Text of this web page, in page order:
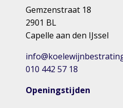
Gemzenstraat 18
2901 BL
Capelle aan den IJssel
010 442 57 18
Openingstijden